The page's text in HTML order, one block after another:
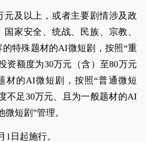
元及以上，或者主要剧情涉及政
家安全、统战、民族、宗教、
特殊题材的AI微短剧，按照“重
资额度为30万元（含）至80万元
材的AI微短剧，按照“普通微短
不足30万元、且为一般题材的AI
短剧”管理。
1日起施行。